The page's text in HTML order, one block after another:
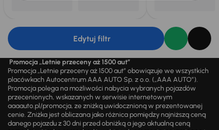
Edytuj filtr
Promocja „Letnie przeceny aż 1500 aut”
Promocja „Letnie przeceny aż 1500 aut” obowiązuje we wszystkich
placówkach Autocentrum AAA AUTO Sp. z o.o. („AAA AUTO”).
Promocja polega na możliwości nabycia wybranych pojazdów
przecenionych, wskazanych w serwisie internetowym
aaaauto.pl/promocja, ze zniżką uwidocznioną w prezentowanej
cenie. Zniżka jest obliczana jako różnica pomiędzy najniższą ceną
danego pojazdu z 30 dni przed obniżką a jego aktualną ceną